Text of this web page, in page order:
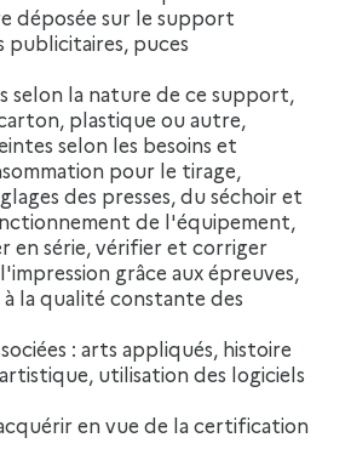
déposée sur le support
publicitaires, puces
selon la nature de ce support,
plastique ou autre,
selon les besoins et
pour le tirage,
des presses, du séchoir et
de l'équipement,
en série, vérifier et corriger
grâce aux épreuves,
la qualité constante des
: arts appliqués, histoire
utilisation des logiciels
en vue de la certification